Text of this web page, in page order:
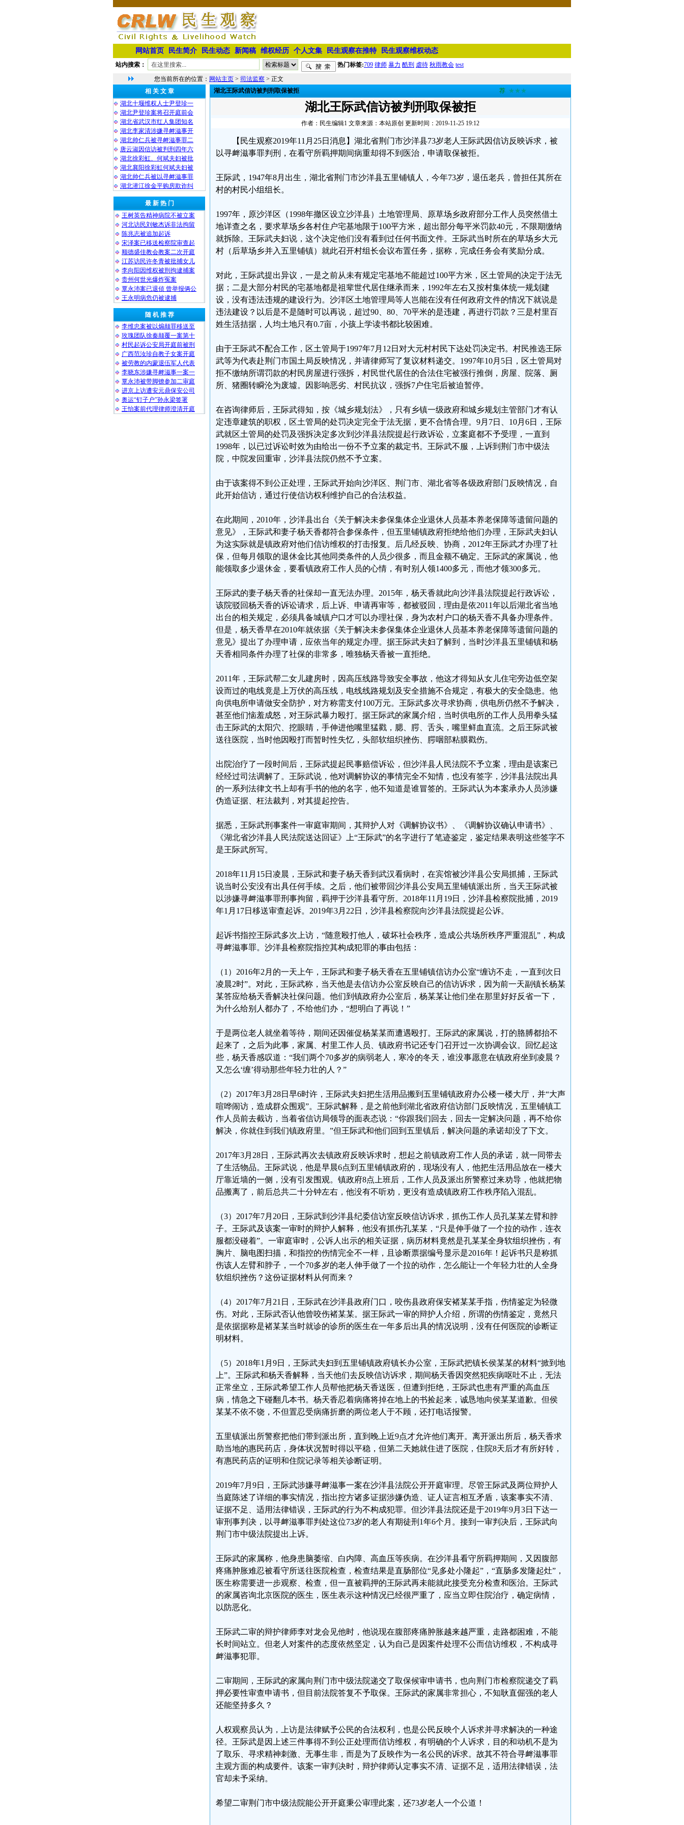
网站首页 民生简介 民生动态 新闻稿 维权经历 个人文集 民生观察在推特 民生观察维权动态
站内搜索： 热门标签:709 律师 暴力 酷刑 虐待 秋雨教会 test
您当前所在的位置： 网站主页 > 司法监察 > 正文
相 关 文 章
湖北十堰维权人士尹登珍一
湖北尹登珍案将召开庭前会
湖北省武汉市红人集团知名
湖北李家清涉嫌寻衅滋事开
湖北帅仁兵被寻衅滋事罪二
唐云淑因信访被判刑四年六
湖北徐彩虹、何斌夫妇被批
湖北襄阳徐彩虹何斌夫妇被
湖北帅仁兵被以寻衅滋事罪
湖北潜江徐金平购房欺诈纠
最 新 热 门
王树英告精神病院不被立案
河北访民刘敏杰诉非法拘留
陈兆志被追加起诉
宋泽案已移送检察院审查起
顺德盛佳教会教案二次开庭
江苏访民许冬青被批捕女儿
李向阳因维权被刑拘逮捕案
贵州何世光爆炸冤案
覃永沛案已退侦 曾举报俩公
王永明病危仍被逮捕
随 机 推 荐
李维忠案被以煽颠罪移送至
玫瑰团队徐秦颠覆一案第十
村民起诉公安局开庭前被刑
广西范汝珍自教子女案开庭
被劳教的内蒙退伍军人代表
李晓东涉嫌寻衅滋事一案一
覃永沛被带脚镣参加二审庭
进京上访遭安元鼎保安公司
奥运“钉子户”孙永梁签署
王怡案前代理律师澄清开庭
湖北王际武信访被判刑取保被拒 荐 ★★★
湖北王际武信访被判刑取保被拒
作者：民生编辑1 文章来源：本站原创 更新时间：2019-11-25 19:12
【民生观察2019年11月25日消息】湖北省荆门市沙洋县73岁老人王际武因信访反映诉求，被
以寻衅滋事罪判刑，在看守所羁押期间病重却得不到医治，申请取保被拒。
王际武，1947年8月出生，湖北省荆门市沙洋县五里铺镇人，今年73岁，退伍老兵，曾担任其所在
村的村民小组组长。
1997年，原沙洋区（1998年撤区设立沙洋县）土地管理局、原草场乡政府部分工作人员突然借土
地详查之名，要求草场乡各村住户宅基地限于100平方米，超出部分每平米罚款40元，不限期缴纳
就拆除。王际武夫妇说，这个决定他们没有看到过任何书面文件。王际武当时所在的草场乡大元
村（后草场乡并入五里铺镇）就此召开村组长会议布置任务，据称，完成任务会有奖励分成。
对此，王际武提出异议，一是之前从未有规定宅基地不能超过100平方米，区土管局的决定于法无
据；二是大部分村民的宅基地都是祖辈世代居住继承而来，1992年左右又按村集体统一规划建
设，没有违法违规的建设行为。沙洋区土地管理局等人岂能在没有任何政府文件的情况下就说是
违法建设？以后是不是随时可以再说，超过90、80、70平米的是违建，再进行罚款？三是村里百
姓生活拮据，人均土地只有0.7亩，小孩上学读书都比较困难。
由于王际武不配合工作，区土管局于1997年7月12日对大元村村民下达处罚决定书。村民推选王际
武等为代表赴荆门市国土局反映情况，并请律师写了复议材料递交。1997年10月5日，区土管局对
拒不缴纳所谓罚款的村民房屋进行强拆，村民世代居住的合法住宅被强行推倒，房屋、院落、厕
所、猪圈转瞬沦为废墟。因影响恶劣、村民抗议，强拆7户住宅后被迫暂停。
在咨询律师后，王际武得知，按《城乡规划法》，只有乡镇一级政府和城乡规划主管部门才有认
定违章建筑的职权，区土管局的处罚决定完全于法无据，更不合情合理。9月7日、10月6日，王际
武就区土管局的处罚及强拆决定多次到沙洋县法院提起行政诉讼，立案庭都不予受理，一直到
1998年，以已过诉讼时效为由给出一份不予立案的裁定书。王际武不服，上诉到荆门市中级法
院，中院发回重审，沙洋县法院仍然不予立案。
由于该案得不到公正处理，王际武开始向沙洋区、荆门市、湖北省等各级政府部门反映情况，自
此开始信访，通过行使信访权利维护自己的合法权益。
在此期间，2010年，沙洋县出台《关于解决未参保集体企业退休人员基本养老保障等遗留问题的
意见》，王际武和妻子杨天香都符合参保条件，但五里铺镇政府拒绝给他们办理，王际武夫妇认
为这实际就是镇政府对他们信访维权的打击报复。后几经反映、协商，2012年王际武才办理了社
保，但每月领取的退休金比其他同类条件的人员少很多，而且金额不确定。王际武的家属说，他
能领取多少退休金，要看镇政府工作人员的心情，有时别人领1400多元，而他才领300多元。
王际武的妻子杨天香的社保却一直无法办理。2015年，杨天香就此向沙洋县法院提起行政诉讼，
该院驳回杨天香的诉讼请求，后上诉、申请再审等，都被驳回，理由是依2011年以后湖北省当地
出台的相关规定，必须具备城镇户口才可以办理社保，身为农村户口的杨天香不具备办理条件。
但是，杨天香早在2010年就依据《关于解决未参保集体企业退休人员基本养老保障等遗留问题的
意见》提出了办理申请，应依当年的规定办理。据王际武夫妇了解到，当时沙洋县五里铺镇和杨
天香相同条件办理了社保的非常多，唯独杨天香被一直拒绝。
2011年，王际武帮二女儿建房时，因高压线路导致安全事故，他这才得知从女儿住宅旁边低空架
设而过的电线竟是上万伏的高压线，电线线路规划及安全措施不合规定，有极大的安全隐患。他
向供电所申请做安全防护，对方称需支付100万元。王际武多次寻求协商，供电所仍然不予解决，
甚至他们恼羞成怒，对王际武暴力殴打。据王际武的家属介绍，当时供电所的工作人员用拳头猛
击王际武的太阳穴、挖眼睛，手伸进他嘴里猛戳，腮、腭、舌头，嘴里鲜血直流。之后王际武被
送往医院，当时他因殴打而暂时性失忆，头部软组织挫伤、腭咽部粘膜戳伤。
出院治疗了一段时间后，王际武提起民事赔偿诉讼，但沙洋县人民法院不予立案，理由是该案已
经经过司法调解了。王际武说，他对调解协议的事情完全不知情，也没有签字，沙洋县法院出具
的一系列法律文书上却有手书的他的名字，他不知道是谁冒签的。王际武认为本案承办人员涉嫌
伪造证据、枉法裁判，对其提起控告。
据悉，王际武刑事案件一审庭审期间，其辩护人对《调解协议书》、《调解协议确认申请书》、
《湖北省沙洋县人民法院送达回证》上“王际武”的名字进行了笔迹鉴定，鉴定结果表明这些签字不
是王际武所写。
2018年11月15日凌晨，王际武和妻子杨天香到武汉看病时，在宾馆被沙洋县公安局抓捕，王际武
说当时公安没有出具任何手续。之后，他们被带回沙洋县公安局五里铺镇派出所，当天王际武被
以涉嫌寻衅滋事罪刑事拘留，羁押于沙洋县看守所。2018年11月19日，沙洋县检察院批捕，2019
年1月17日移送审查起诉。2019年3月22日，沙洋县检察院向沙洋县法院提起公诉。
起诉书指控王际武多次上访，“随意殴打他人，破坏社会秩序，造成公共场所秩序严重混乱”，构成
寻衅滋事罪。沙洋县检察院指控其构成犯罪的事由包括：
（1）2016年2月的一天上午，王际武和妻子杨天香在五里铺镇信访办公室“缠访不走，一直到次日
凌晨2时”。对此，王际武称，当天他是去信访办公室反映自己的信访诉求，因为前一天副镇长杨某
某答应给杨天香解决社保问题。他们到镇政府办公室后，杨某某让他们坐在那里好好反省一下，
为什么给别人都办了，不给他们办，“想明白了再说！”
于是两位老人就坐着等待，期间还因催促杨某某而遭遇殴打。王际武的家属说，打的胳膊都抬不
起来了，之后为此事，家属、村里工作人员、镇政府书记还专门召开过一次协调会议。回忆起这
些，杨天香感叹道：“我们两个70多岁的病弱老人，寒冷的冬天，谁没事愿意在镇政府坐到凌晨？
又怎么‘缠’得动那些年轻力壮的人？”
（2）2017年3月28日早6时许，王际武夫妇把生活用品搬到五里铺镇政府办公楼一楼大厅，并“大声
喧哗闹访，造成群众围观”。王际武解释，是之前他到湖北省政府信访部门反映情况，五里铺镇工
作人员前去截访，当着省信访局领导的面表态说：“你跟我们回去，回去一定解决问题，再不给你
解决，你就住到我们镇政府里。”但王际武和他们回到五里镇后，解决问题的承诺却没了下文。
2017年3月28日，王际武再次去镇政府反映诉求时，想起之前镇政府工作人员的承诺，就一同带去
了生活物品。王际武说，他是早晨6点到五里铺镇政府的，现场没有人，他把生活用品放在一楼大
厅靠近墙的一侧，没有引发围观。镇政府8点上班后，工作人员及派出所警察过来劝导，他就把物
品搬离了，前后总共二十分钟左右，他没有不听劝，更没有造成镇政府工作秩序陷入混乱。
（3）2017年7月20日，王际武到沙洋县纪委信访室反映信访诉求，抓伤工作人员孔某某左臂和脖
子。王际武及该案一审时的辩护人解释，他没有抓伤孔某某，“只是伸手做了一个拉的动作，连衣
服都没碰着”。一审庭审时，公诉人出示的相关证据，病历材料竟然是孔某某全身软组织挫伤，有
胸片、脑电图扫描，和指控的伤情完全不一样，且诊断票据编号显示是2016年！起诉书只是称抓
伤该人左臂和脖子，一个70多岁的老人伸手做了一个拉的动作，怎么能让一个年轻力壮的人全身
软组织挫伤？这份证据材料从何而来？
（4）2017年7月21日，王际武在沙洋县政府门口，咬伤县政府保安褚某某手指，伤情鉴定为轻微
伤。对此，王际武否认他曾咬伤褚某某。据王际武一审的辩护人介绍，所谓的伤情鉴定，竟然只
是依据据称是褚某某当时就诊的诊所的医生在一年多后出具的情况说明，没有任何医院的诊断证
明材料。
（5）2018年1月9日，王际武夫妇到五里铺镇政府镇长办公室，王际武把镇长侯某某的材料“掀到地
上”。王际武和杨天香解释，当天他们去反映信访诉求，期间杨天香因突然犯疾病呕吐不止，无法
正常坐立，王际武希望工作人员帮他把杨天香送医，但遭到拒绝，王际武也患有严重的高血压
病，情急之下碰翻几本书。杨天香忍着病痛将掉在地上的书捡起来，诚恳地向侯某某道歉。但侯
某某不依不饶，不但置忍受病痛折磨的两位老人于不顾，还打电话报警。
五里镇派出所警察把他们带到派出所，直到晚上近9点才允许他们离开。离开派出所后，杨天香求
助当地的惠民药店，身体状况暂时得以平稳，但第二天她就住进了医院，住院8天后才有所好转，
有惠民药店的证明和住院记录等相关诊断证明。
2019年7月9日，王际武涉嫌寻衅滋事一案在沙洋县法院公开开庭审理。尽管王际武及两位辩护人
当庭陈述了详细的事实情况，指出控方诸多证据涉嫌伪造、证人证言相互矛盾，该案事实不清、
证据不足、适用法律错误，王际武的行为不构成犯罪。但沙洋县法院还是于2019年9月3日下达一
审刑事判决，以寻衅滋事罪判处这位73岁的老人有期徒刑1年6个月。接到一审判决后，王际武向
荆门市中级法院提出上诉。
王际武的家属称，他身患脑萎缩、白内障、高血压等疾病。在沙洋县看守所羁押期间，又因腹部
疼痛肿胀难忍被看守所送往医院检查，检查结果是直肠部位“见多处小隆起”，“直肠多发隆起灶”，
医生称需要进一步观察、检查，但一直被羁押的王际武再未能就此接受充分检查和医治。王际武
的家属咨询北京医院的医生，医生表示这种情况已经很严重了，应当立即住院治疗，确定病情，
以防恶化。
王际武二审的辩护律师李对龙会见他时，他说现在腹部疼痛肿胀越来越严重，走路都困难，不能
长时间站立。但老人对案件的态度依然坚定，认为自己是因案件处理不公而信访维权，不构成寻
衅滋事犯罪。
二审期间，王际武的家属向荆门市中级法院递交了取保候审申请书，也向荆门市检察院递交了羁
押必要性审查申请书，但目前法院答复不予取保。王际武的家属非常担心，不知耿直倔强的老人
还能坚持多久？
人权观察员认为，上访是法律赋予公民的合法权利，也是公民反映个人诉求并寻求解决的一种途
径。王际武是因上述三件事得不到公正处理而信访维权，有明确的个人诉求，目的和动机不是为
了取乐、寻求精神刺激、无事生非，而是为了反映作为一名公民的诉求。故其不符合寻衅滋事罪
主观方面的构成要件。该案一审判决时，辩护律师认定事实不清、证据不足，适用法律错误，法
官却未予采纳。
希望二审荆门市中级法院能公开开庭秉公审理此案，还73岁老人一个公道！